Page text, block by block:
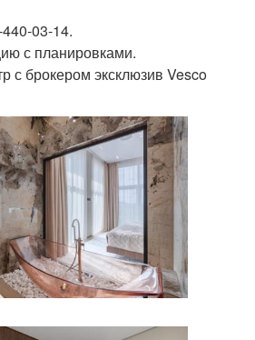
03-14.
с планировками.
с брокером эксклюзив Vesco